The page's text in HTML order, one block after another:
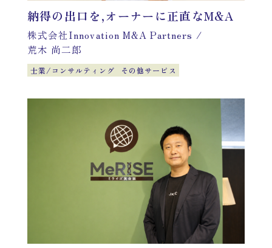
納得の出口を,オーナーに正直なM&A
株式会社Innovation M&A Partners /
荒木 尚二郎
士業/コンサルティング その他サービス